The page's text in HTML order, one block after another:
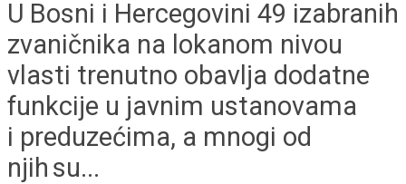
U Bosni i Hercegovini 49 izabranih
zvaničnika na lokanom nivou
vlasti trenutno obavlja dodatne
funkcije u javnim ustanovama
i preduzećima, a mnogi od
njih su...